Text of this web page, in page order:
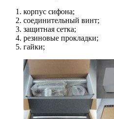
корпус сифона;
соединительный винт;
защитная сетка;
резиновые прокладки;
гайки;